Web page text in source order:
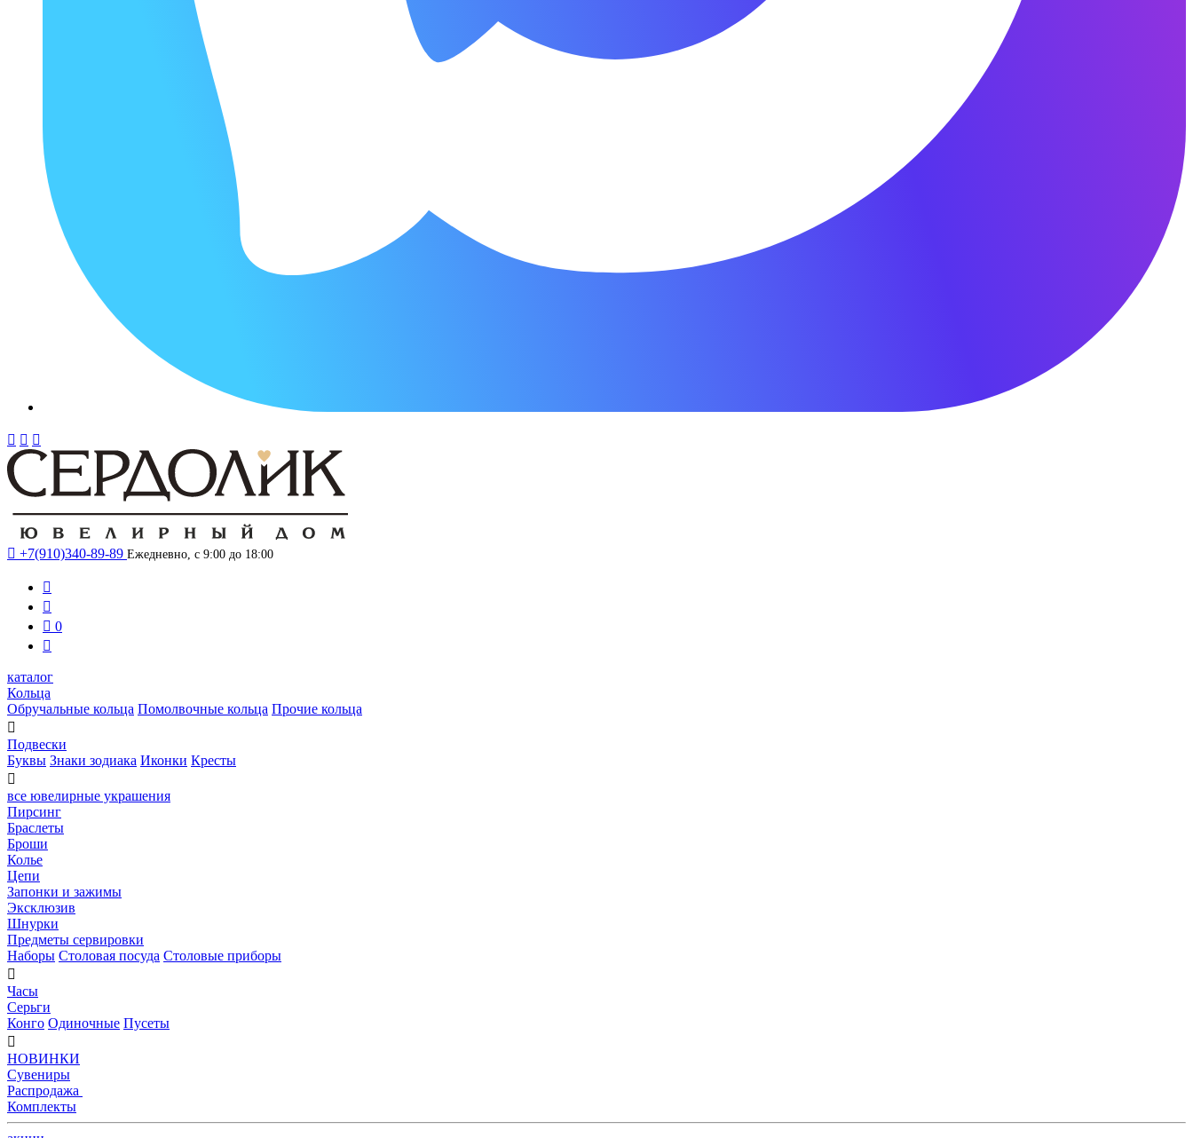
  
 +7(910)340-89-89 Ежедневно, с 9:00 до 18:00


 0

каталог
Кольца
Обручальные кольца Помолвочные кольца Прочие кольца

Подвески
Буквы Знаки зодиака Иконки Кресты

все ювелирные украшения
Пирсинг
Браслеты
Броши
Колье
Цепи
Запонки и зажимы
Эксклюзив
Шнурки
Предметы сервировки
Наборы Столовая посуда Столовые приборы

Часы
Серьги
Конго Одиночные Пусеты

НОВИНКИ
Сувениры
Распродажа
Комплекты